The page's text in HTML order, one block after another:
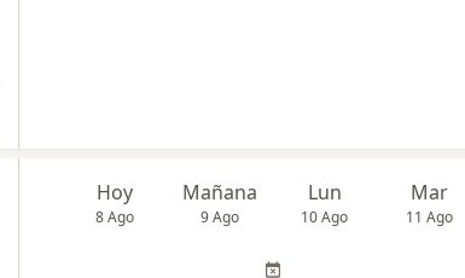
Hoy
8 Ago
Mañana
9 Ago
Lun
10 Ago
Mar
11 Ago